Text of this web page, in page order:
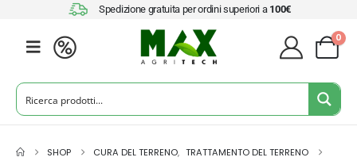
Spedizione gratuita per ordini superiori a 100€
0
SHOP CURA DEL TERRENO, TRATTAMENTO DEL TERRENO